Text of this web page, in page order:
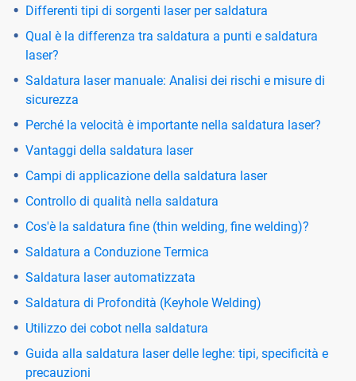
Differenti tipi di sorgenti laser per saldatura
Qual è la differenza tra saldatura a punti e saldatura
laser?
Saldatura laser manuale: Analisi dei rischi e misure di
sicurezza
Perché la velocità è importante nella saldatura laser?
Vantaggi della saldatura laser
Campi di applicazione della saldatura laser
Controllo di qualità nella saldatura
Cos'è la saldatura fine (thin welding, fine welding)?
Saldatura a Conduzione Termica
Saldatura laser automatizzata
Saldatura di Profondità (Keyhole Welding)
Utilizzo dei cobot nella saldatura
Guida alla saldatura laser delle leghe: tipi, specificità e
precauzioni